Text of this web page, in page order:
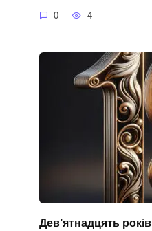
0 4
Дев’ятнадцять років